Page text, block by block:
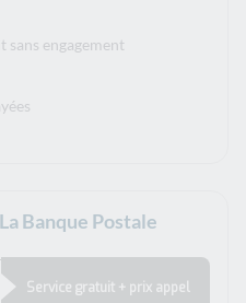
engagement
Banque Postale
Service gratuit + prix appel